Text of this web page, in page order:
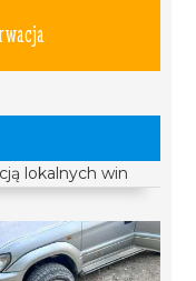
lokalnych win